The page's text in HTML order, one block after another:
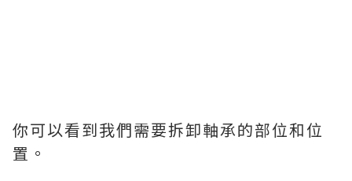
你可以看到我們需要拆卸軸承的部位和位
置。